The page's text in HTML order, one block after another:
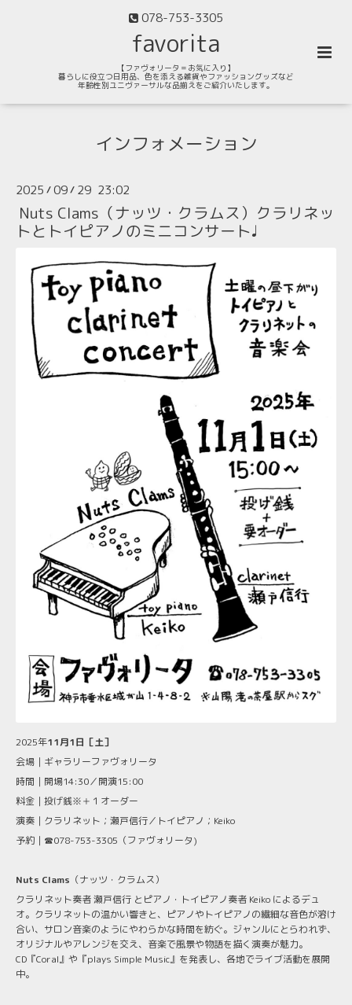
078-753-3305
favorita
【ファヴォリータ＝お気に入り】
暮らしに役立つ日用品、色を添える雑貨やファッショングッズなど
年齢性別ユニヴァーサルな品揃えをご紹介いたします。
インフォメーション
2025 /09/ 29 23:02
Nuts Clams（ナッツ・クラムス）クラリネッ
トとトイピアノのミニコンサート♩
2025年11月1日［土］
会場｜ギャラリーファヴォリータ
時間｜開場14:30／開演15:00
料金｜投げ銭※＋１オーダー
演奏｜クラリネット；瀬戸信行／トイピアノ；Keiko
予約｜☎078-753-3305（ファヴォリータ)
Nuts Clams （ナッツ・クラムス）
クラリネット奏者 瀬戸信行 とピアノ・トイピアノ奏者 Keiko によるデュ
オ。クラリネットの温かい響きと、ピアノやトイピアノの繊細な音色が溶け
合い、サロン音楽のようにやわらかな時間を紡ぐ。ジャンルにとらわれず、
オリジナルやアレンジを交え、音楽で風景や物語を描く演奏が魅力。
CD『Coral』や『plays Simple Music』を発表し、各地でライブ活動を展開
中。